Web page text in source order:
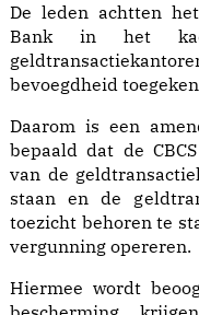
De leden achtten
Bank in het
bevoegdheid
Daarom is een
bepaald dat de
van de
staan en de
toezicht behoren te
vergunning opereren.
Hiermee wordt